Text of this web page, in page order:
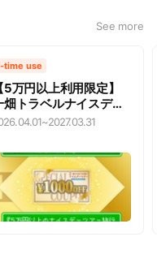
See more
time use
【5万円以上利用限定】
畑トラベルナイスデー
アー1000円OFFクーポ
~2027.03.31